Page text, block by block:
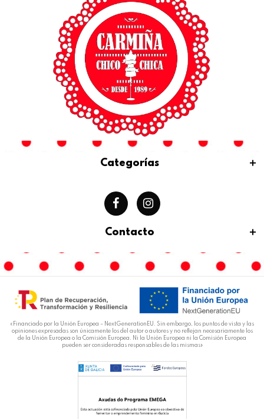
Categorías
Contacto
«Financiado por la Unión Europea – NextGenerationEU. Sin embargo, los puntos de vista y las
opiniones expresadas son únicamente los del autor o autores y no reflejan necesariamente los
de la Unión Europea o la Comisión Europea. Ni la Unión Europea ni la Comisión Europea
pueden ser consideradas responsables de las mismas»